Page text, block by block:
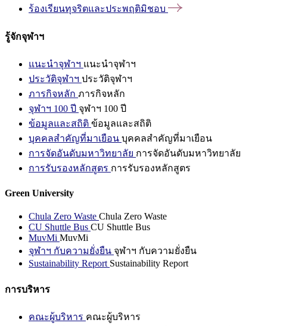
ร้องเรียนทุจริตและประพฤติมิชอบ
รู้จักจุฬาฯ
แนะนำจุฬาฯ แนะนำจุฬาฯ
ประวัติจุฬาฯ ประวัติจุฬาฯ
ภารกิจหลัก ภารกิจหลัก
จุฬาฯ 100 ปี จุฬาฯ 100 ปี
ข้อมูลและสถิติ ข้อมูลและสถิติ
บุคคลสำคัญที่มาเยือน บุคคลสำคัญที่มาเยือน
การจัดอันดับมหาวิทยาลัย การจัดอันดับมหาวิทยาลัย
การรับรองหลักสูตร การรับรองหลักสูตร
Green University
Chula Zero Waste Chula Zero Waste
CU Shuttle Bus CU Shuttle Bus
MuvMi MuvMi
จุฬาฯ กับความยั่งยืน จุฬาฯ กับความยั่งยืน
Sustainability Report Sustainability Report
การบริหาร
คณะผู้บริหาร คณะผู้บริหาร